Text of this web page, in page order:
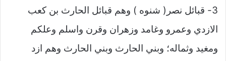
3- قبائل نصر( شنوه ) وهم قبائل الحارث بن كعب
الازدي وعمرو وغامد وزهران وقرن واسلم وعلكم
ومغيد وثماله؛ وبني الحارث وبني الحارث وهم ازد